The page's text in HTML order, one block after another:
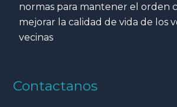
normas para mantener el orden
mejorar la calidad de vida de los
vecinas
Contactanos